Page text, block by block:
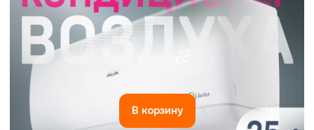
В корзину